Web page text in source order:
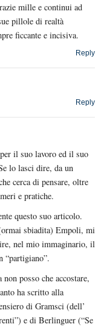
mille e continui ad
pillole di realtà
ficcante e incisiva.
Reply
Reply
il suo lavoro ed il suo
lo lasci dire, da un
cerca di pensare, oltre
e pratiche.
questo suo articolo.
sbiadita) Empoli, mi
nel mio immaginario, il
“partigiano”.
posso che accostare,
ha scritto alla
di Gramsci (dell’
e di Berlinguer (“Se